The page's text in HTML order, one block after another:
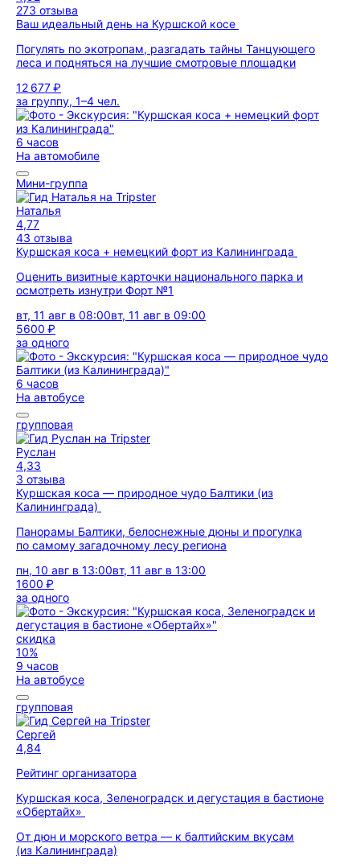
273 отзыва
Ваш идеальный день на Куршской косе
Погулять по экотропам, разгадать тайны Танцующего
леса и подняться на лучшие смотровые площадки
12 677 ₽
за группу, 1–4 чел.
6 часов
На автомобиле
Мини-группа
Наталья
4,77
43 отзыва
Куршская коса + немецкий форт из Калининграда
Оценить визитные карточки национального парка и
осмотреть изнутри Форт №1
вт, 11 авг в 08:00вт, 11 авг в 09:00
5600 ₽
за одного
6 часов
На автобусе
групповая
Руслан
4,33
3 отзыва
Куршская коса — природное чудо Балтики (из
Калининграда)
Панорамы Балтики, белоснежные дюны и прогулка
по самому загадочному лесу региона
пн, 10 авг в 13:00вт, 11 авг в 13:00
1600 ₽
за одного
скидка
10%
9 часов
На автобусе
групповая
Сергей
4,84
Рейтинг организатора
Куршская коса, Зеленоградск и дегустация в бастионе
«Обертайх»
От дюн и морского ветра — к балтийским вкусам
(из Калининграда)